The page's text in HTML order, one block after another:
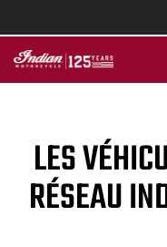
LES
RÉSEAU